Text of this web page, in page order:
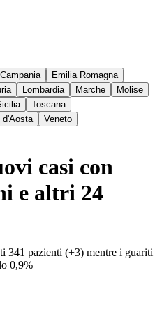
Campania
Emilia Romagna
Lombardia Marche
Molise
Toscana
d'Aosta Veneto
casi con
e altri 24
341 pazienti (+3) mentre i guariti
0,9%